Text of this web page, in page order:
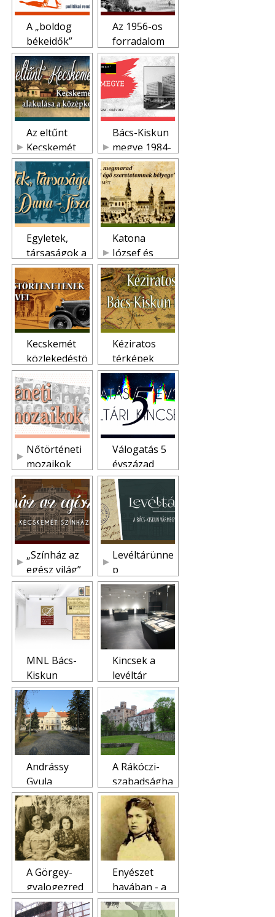
A „boldog
békeidők”
alkonyától a
rendszervált
ásig
Az 1956-os
forradalom
Bács-Kiskun
megyében
Az eltűnt
Kecskemét
nyomában
Bács-Kiskun
megye 1984-
ben
Egyletek,
társaságok a
Duna-Tisza
közén
Katona
József és
Kecskemét
Kecskemét
közlekedéstö
rténetének
mérföldkövei
Kéziratos
térképek
Bács-Kiskun
megyéből
Nőtörténeti
mozaikok
Válogatás 5
évszázad
levéltári
kincseiből
„Színház az
egész világ”
Levéltárünne
p
MNL Bács-
Kiskun
Vármegyei
Levéltára
Virtuális
Kiállításai
Kincsek a
levéltár
gyüjteményé
ből
Andrássy
Gyula
virtuális
kiállítás, 2020
A Rákóczi-
szabadságha
rc és
Zemplén
vármegye
A Görgey-
gyalogezred
hétköznapjai
Enyészet
havában - a
bernátfalvi